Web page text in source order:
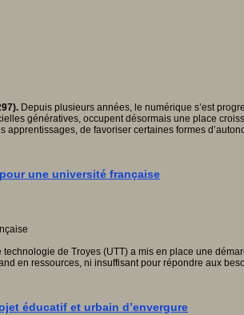
Depuis plusieurs années, le numérique s’est
génératives, occupent désormais une place
de favoriser certaines formes
une université française
de Troyes (UTT) a mis en place une
en ressources, ni insuffisant pour répondre aux
éducatif et urbain d’envergure